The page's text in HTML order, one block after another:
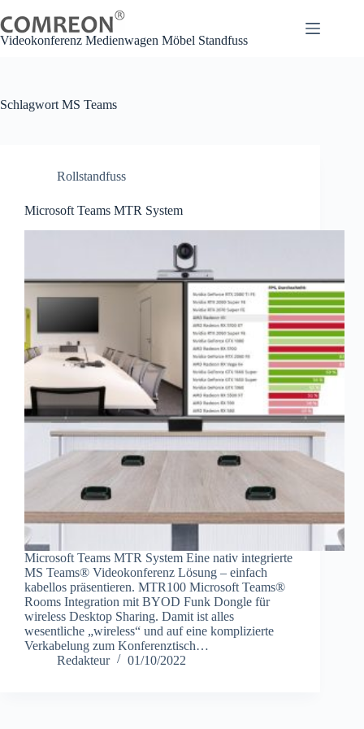
Inhalt
springen
Videokonferenz Medienwagen Möbel Standfuss
Schlagwort MS Teams
Rollstandfuss
Microsoft Teams MTR System
Microsoft Teams MTR System Eine nativ integrierte
MS Teams® Videokonferenz Lösung – einfach
kabellos präsentieren. MTR100 Microsoft Teams®
Rooms Integration mit BYOD Funk Dongle für
wireless Desktop Sharing. Damit ist alles
wesentliche „wireless“ und auf eine komplizierte
Verkabelung zum Konferenztisch…
Redakteur
01/10/2022